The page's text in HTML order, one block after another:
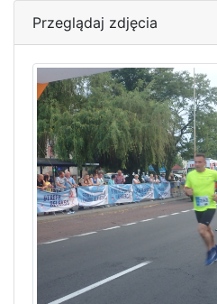
Przeglądaj zdjęcia